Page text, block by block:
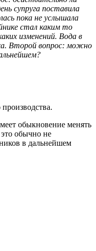
супруга поставила
пока не услышала
стал каким то
изменений. Вода в
Второй вопрос: можно
обыкновение менять
обычно не
в дальнейшем